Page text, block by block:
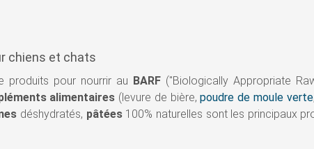
chiens et chats
produits pour nourrir au BARF ("Biologically Appropriate
alimentaires (levure de bière,poudre de moule verte
déshydratés, pâtées100% naturelles sont les principaux